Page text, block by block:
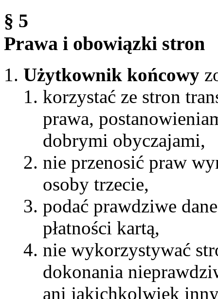
§ 5
Prawa i obowiązki stron
Użytkownik końcowy
korzystać ze stron
prawa,
dobrymi obyczajami,
nie przenosić praw
osoby trzecie,
podać prawdziwe
płatności kartą,
nie wykorzystywać
dokonania
ani jakichkolwiek